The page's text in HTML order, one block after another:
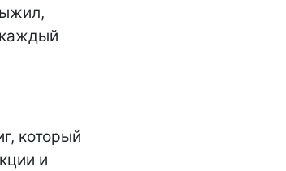
который
и